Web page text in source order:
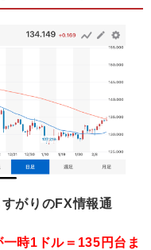
がりのFX情報通
時1ドル＝135円台ま